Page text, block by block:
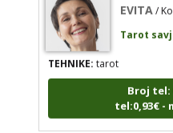
Broj tel:
EVITA
Tarot
TEHNIKE:tarot
tel:0,93€ -